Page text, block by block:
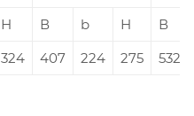
Н В b Н
В
324 407 224 275 532